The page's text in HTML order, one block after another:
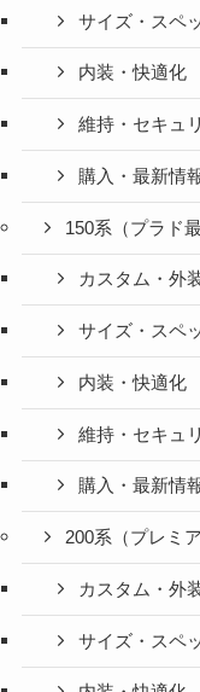
サイズ・スペ
内装・快適化
維持・セキュ
購入・最新情
150系（プラド
カスタム・外
サイズ・スペ
内装・快適化
維持・セキュ
購入・最新情
200系（プレミ
カスタム・外
サイズ・スペ